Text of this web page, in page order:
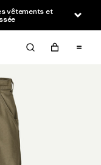
vêtements et